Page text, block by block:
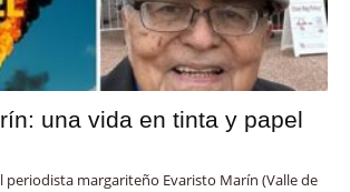
una vida en tinta y papel
periodista margariteño Evaristo Marín (Valle de